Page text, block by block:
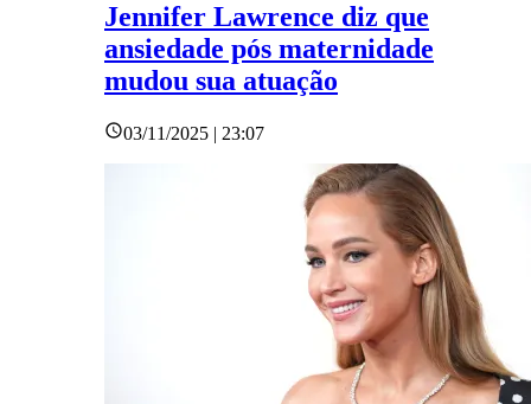
Jennifer Lawrence diz que
ansiedade pós maternidade
mudou sua atuação
03/11/2025 | 23:07